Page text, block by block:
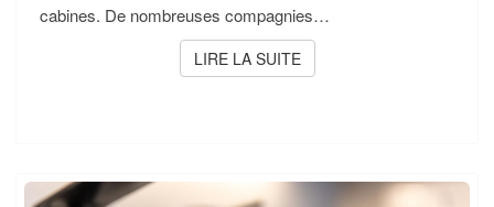
cabines. De nombreuses compagnies…
LIRE LA SUITELIRE LA SUITE